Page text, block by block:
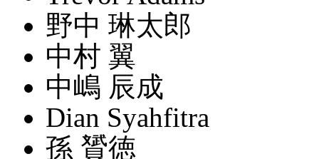
野中 琳太郎
中村 翼
中嶋 辰成
Dian Syahfitra
孫 贇徳